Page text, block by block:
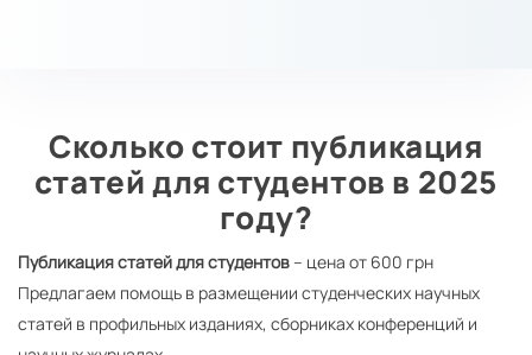
Сколько стоит публикация
статей для студентов в 2025
году?
Публикация статей для студентов– цена от 600 грн
Предлагаем помощь в размещении студенческих научных
статей в профильных изданиях, сборниках конференций и